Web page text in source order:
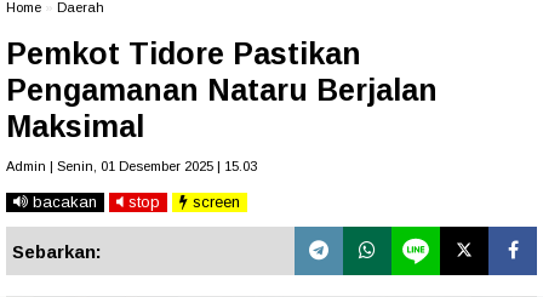
Home Daerah
Pemkot Tidore Pastikan
Pengamanan Nataru Berjalan
Maksimal
Admin | Senin, 01 Desember 2025 | 15.03
bacakan stop screen
Sebarkan: